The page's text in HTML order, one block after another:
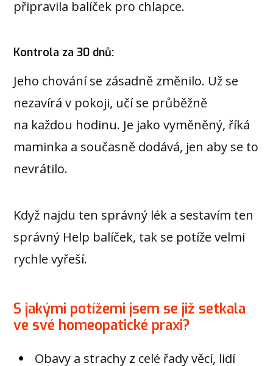
připravila balíček pro chlapce.
Kontrola za 30 dnů:
Jeho chování se zásadně změnilo. Už se
nezavírá v pokoji, učí se průběžně
na každou hodinu. Je jako vyměněný, říká
maminka a současně dodává, jen aby se to
nevrátilo.
Když najdu ten správný lék a sestavím ten
správný Help balíček, tak se potíže velmi
rychle vyřeší.
S jakými potížemi jsem se již setkala
ve své homeopatické praxi?
Obavy a strachy z celé řady věcí, lidí